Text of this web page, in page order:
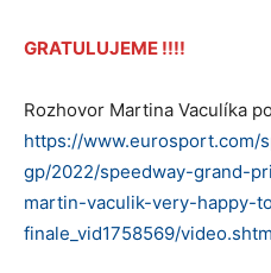
GRATULUJEME !!!!
Rozhovor Martina Vaculíka
https://www.eurosport.com/
gp/2022/speedway-grand-
martin-vaculik-very-happy-
finale_vid1758569/